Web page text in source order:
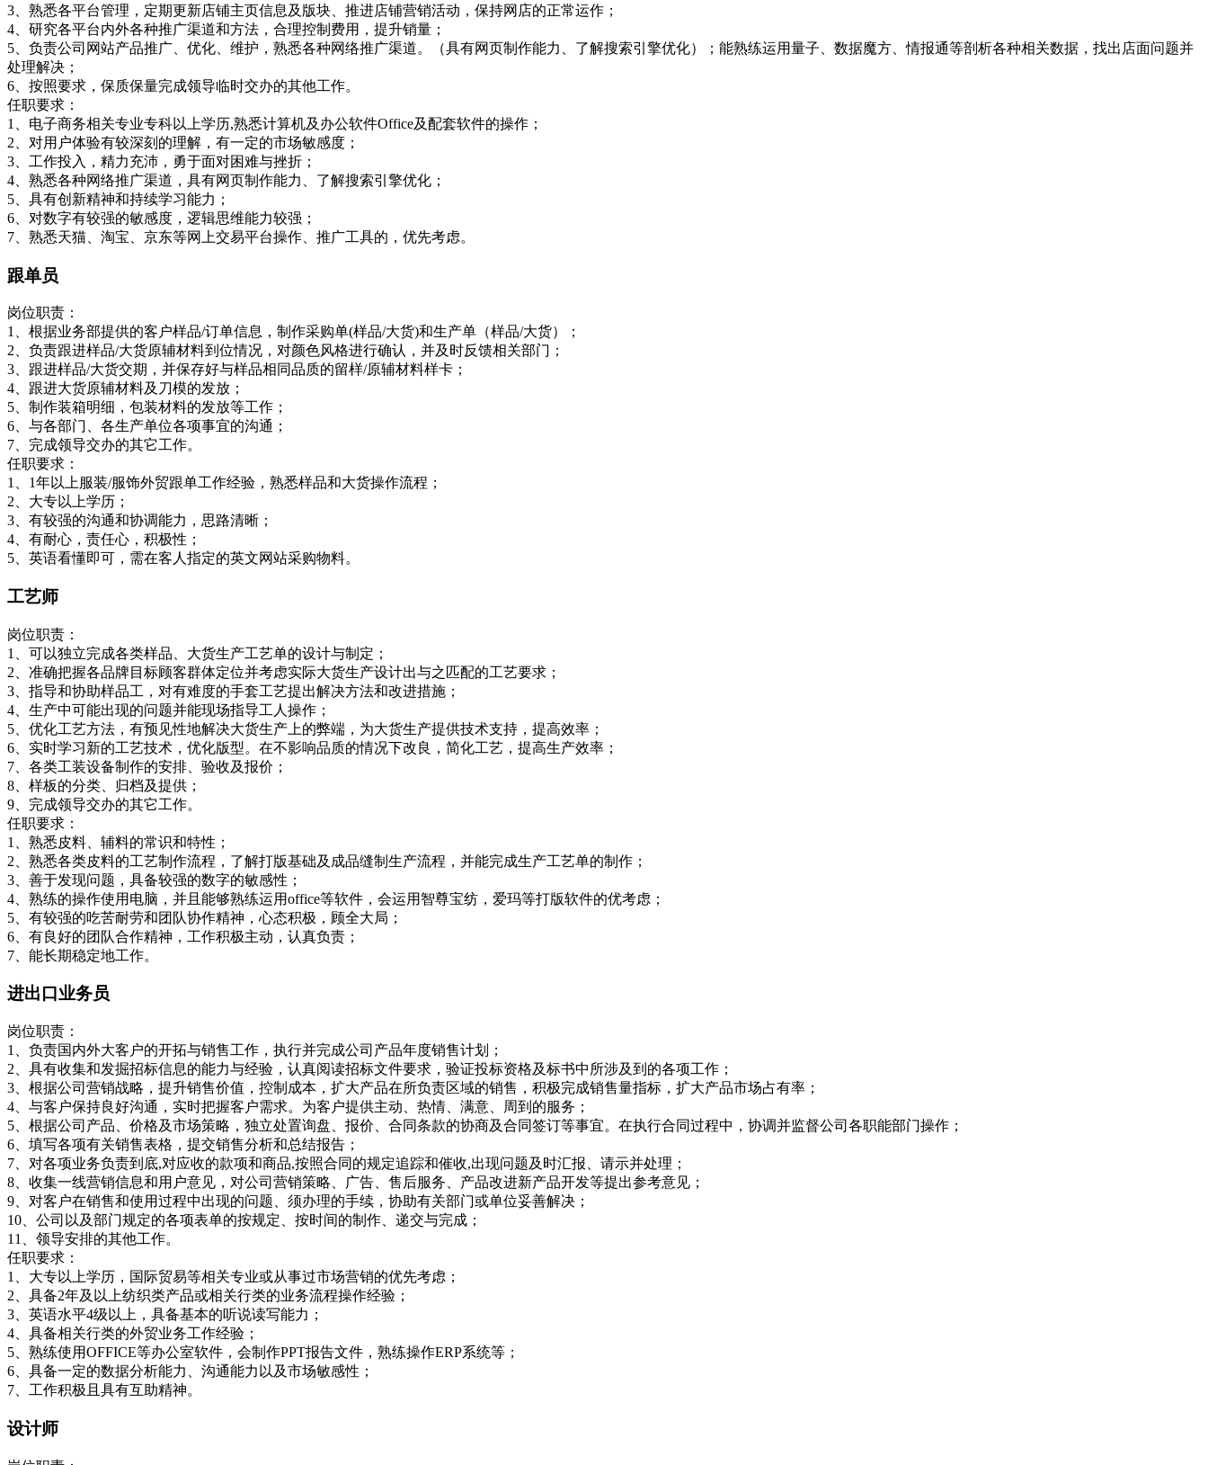
3、熟悉各平台管理，定期更新店铺主页信息及版块、推进店铺营销活动，保持网店的正常运作；
4、研究各平台内外各种推广渠道和方法，合理控制费用，提升销量；
5、负责公司网站产品推广、优化、维护，熟悉各种网络推广渠道。（具有网页制作能力、了解搜索引擎优化）；能熟练运用量子、数据魔方、情报通等剖析各种相关数据，找出店面问题并
处理解决；
6、按照要求，保质保量完成领导临时交办的其他工作。
任职要求：
1、电子商务相关专业专科以上学历,熟悉计算机及办公软件Office及配套软件的操作；
2、对用户体验有较深刻的理解，有一定的市场敏感度；
3、工作投入，精力充沛，勇于面对困难与挫折；
4、熟悉各种网络推广渠道，具有网页制作能力、了解搜索引擎优化；
5、具有创新精神和持续学习能力；
6、对数字有较强的敏感度，逻辑思维能力较强；
7、熟悉天猫、淘宝、京东等网上交易平台操作、推广工具的，优先考虑。
跟单员
岗位职责：
1、根据业务部提供的客户样品/订单信息，制作采购单(样品/大货)和生产单（样品/大货）；
2、负责跟进样品/大货原辅材料到位情况，对颜色风格进行确认，并及时反馈相关部门；
3、跟进样品/大货交期，并保存好与样品相同品质的留样/原辅材料样卡；
4、跟进大货原辅材料及刀模的发放；
5、制作装箱明细，包装材料的发放等工作；
6、与各部门、各生产单位各项事宜的沟通；
7、完成领导交办的其它工作。
任职要求：
1、1年以上服装/服饰外贸跟单工作经验，熟悉样品和大货操作流程；
2、大专以上学历；
3、有较强的沟通和协调能力，思路清晰；
4、有耐心，责任心，积极性；
5、英语看懂即可，需在客人指定的英文网站采购物料。
工艺师
岗位职责：
1、可以独立完成各类样品、大货生产工艺单的设计与制定；
2、准确把握各品牌目标顾客群体定位并考虑实际大货生产设计出与之匹配的工艺要求；
3、指导和协助样品工，对有难度的手套工艺提出解决方法和改进措施；
4、生产中可能出现的问题并能现场指导工人操作；
5、优化工艺方法，有预见性地解决大货生产上的弊端，为大货生产提供技术支持，提高效率；
6、实时学习新的工艺技术，优化版型。在不影响品质的情况下改良，简化工艺，提高生产效率；
7、各类工装设备制作的安排、验收及报价；
8、样板的分类、归档及提供；
9、完成领导交办的其它工作。
任职要求：
1、熟悉皮料、辅料的常识和特性；
2、熟悉各类皮料的工艺制作流程，了解打版基础及成品缝制生产流程，并能完成生产工艺单的制作；
3、善于发现问题，具备较强的数字的敏感性；
4、熟练的操作使用电脑，并且能够熟练运用office等软件，会运用智尊宝纺，爱玛等打版软件的优考虑；
5、有较强的吃苦耐劳和团队协作精神，心态积极，顾全大局；
6、有良好的团队合作精神，工作积极主动，认真负责；
7、能长期稳定地工作。
进出口业务员
岗位职责：
1、负责国内外大客户的开拓与销售工作，执行并完成公司产品年度销售计划；
2、具有收集和发掘招标信息的能力与经验，认真阅读招标文件要求，验证投标资格及标书中所涉及到的各项工作；
3、根据公司营销战略，提升销售价值，控制成本，扩大产品在所负责区域的销售，积极完成销售量指标，扩大产品市场占有率；
4、与客户保持良好沟通，实时把握客户需求。为客户提供主动、热情、满意、周到的服务；
5、根据公司产品、价格及市场策略，独立处置询盘、报价、合同条款的协商及合同签订等事宜。在执行合同过程中，协调并监督公司各职能部门操作；
6、填写各项有关销售表格，提交销售分析和总结报告；
7、对各项业务负责到底,对应收的款项和商品,按照合同的规定追踪和催收,出现问题及时汇报、请示并处理；
8、收集一线营销信息和用户意见，对公司营销策略、广告、售后服务、产品改进新产品开发等提出参考意见；
9、对客户在销售和使用过程中出现的问题、须办理的手续，协助有关部门或单位妥善解决；
10、公司以及部门规定的各项表单的按规定、按时间的制作、递交与完成；
11、领导安排的其他工作。
任职要求：
1、大专以上学历，国际贸易等相关专业或从事过市场营销的优先考虑；
2、具备2年及以上纺织类产品或相关行类的业务流程操作经验；
3、英语水平4级以上，具备基本的听说读写能力；
4、具备相关行类的外贸业务工作经验；
5、熟练使用OFFICE等办公室软件，会制作PPT报告文件，熟练操作ERP系统等；
6、具备一定的数据分析能力、沟通能力以及市场敏感性；
7、工作积极且具有互助精神。
设计师